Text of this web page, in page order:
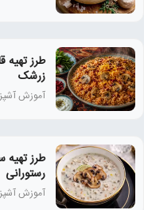
طرز تهیه
زرشک
آموزش
رستورانی
آموزش